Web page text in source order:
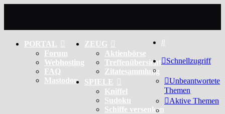
PORTAL
Forum
Webhosting
FAQ
Mastodon
ZEUG
Aktienbörse
Treffenübersicht
Zitatesammlung
SPIELE
Kniffel
Sudoku
Schiffe versenken
Schnellzugriff
Unbeantwortete
Themen
Aktive Themen